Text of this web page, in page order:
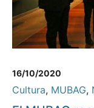
16/10/2020
Cultura, MUBAG,